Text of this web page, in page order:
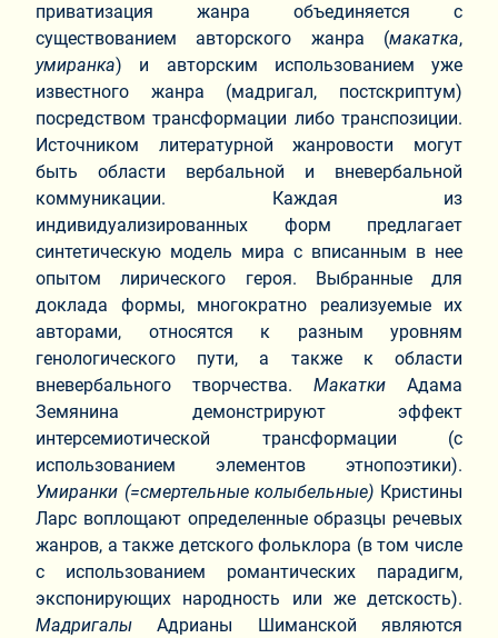
приватизация жанра объединяется с
существованием авторского жанра (макатка,
умиранка) и авторским использованием уже
известного жанра (мадригал, постскриптум)
посредством трансформации либо транспозиции.
Источником литературной жанровости могут
быть области вербальной и вневербальной
коммуникации. Каждая из
индивидуализированных форм предлагает
синтетическую модель мира с вписанным в нее
опытом лирического героя. Выбранные для
доклада формы, многократно реализуемые их
авторами, относятся к разным уровням
генологического пути, а также к области
вневербального творчества. Макатки Адама
Земянина демонстрируют эффект
интерсемиотической трансформации (с
использованием элементов этнопоэтики).
Умиранки (=смертельные колыбельные) Кристины
Ларс воплощают определенные образцы речевых
жанров, а также детского фольклора (в том числе
с использованием романтических парадигм,
экспонирующих народность или же детскость).
Мадригалы Адрианы Шиманской являются